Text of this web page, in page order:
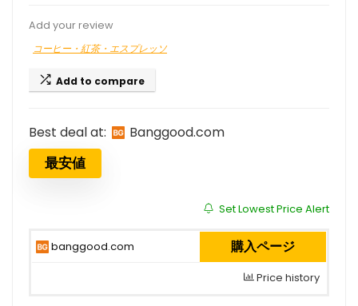
Add your review
コーヒー・紅茶・エスプレッソ
Add to compare
Best deal at: banggood.com
最安値
Set Lowest Price Alert
banggood.com 購入ページ
Price history